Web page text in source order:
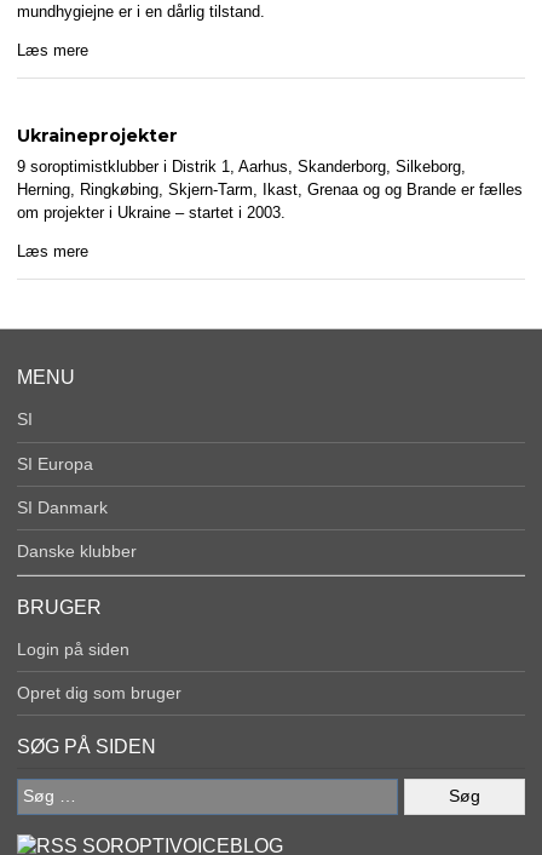
mundhygiejne er i en dårlig tilstand.
Læs mere
Ukraineprojekter
9 soroptimistklubber i Distrik 1, Aarhus, Skanderborg, Silkeborg,
Herning, Ringkøbing, Skjern-Tarm, Ikast, Grenaa og og Brande er fælles
om projekter i Ukraine – startet i 2003.
Læs mere
MENU
SI
SI Europa
SI Danmark
Danske klubber
BRUGER
Login på siden
Opret dig som bruger
SØG PÅ SIDEN
Søg
efter:
SOROPTIVOICEBLOG